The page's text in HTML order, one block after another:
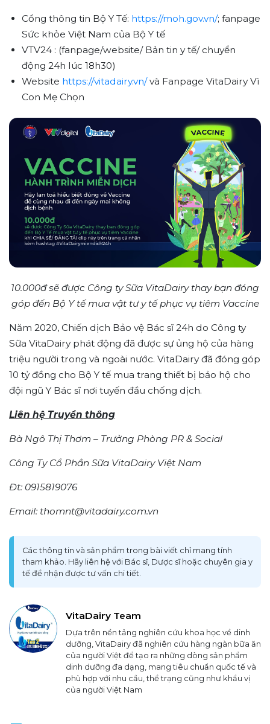
Cổng thông tin Bộ Y Tế: https://moh.gov.vn/; fanpage
Sức khỏe Việt Nam của Bộ Y tế
VTV24 : (fanpage/website/ Bản tin y tế/ chuyển
động 24h lúc 18h30)
Website https://vitadairy.vn/và Fanpage VitaDairy Vì
Con Mẹ Chọn
10.000đ sẽ được Công ty Sữa VitaDairy thay bạn đóng
góp đến Bộ Y tế mua vật tư y tế phục vụ tiêm Vaccine
Năm 2020, Chiến dịch Bảo vệ Bác sĩ 24h do Công ty
Sữa VitaDairy phát động đã được sự ủng hộ của hàng
triệu người trong và ngoài nước. VitaDairy đã đóng góp
10 tỷ đồng cho Bộ Y tế mua trang thiết bị bảo hộ cho
đội ngũ Y Bác sĩ nơi tuyến đầu chống dịch.
Liên hệ Truyền thông
Bà Ngô Thị Thơm – Trưởng Phòng PR & Social
Công Ty Cổ Phần Sữa VitaDairy Việt Nam
Đt: 0915819076
Email: thomnt@vitadairy.com.vn
Các thông tin và sản phẩm trong bài viết chỉ mang tính
tham khảo. Hãy liên hệ với Bác sĩ, Dược sĩ hoặc chuyên gia y
tế để nhận được tư vấn chi tiết.
VitaDairy Team
Dựa trên nền tảng nghiên cứu khoa học về dinh
dưỡng, VitaDairy đã nghiên cứu hàng ngàn bữa ăn
của người Việt để tạo ra những dòng sản phẩm
dinh dưỡng đa dạng, mang tiêu chuẩn quốc tế và
phù hợp với nhu cầu, thể trạng cũng như khẩu vị
của người Việt Nam